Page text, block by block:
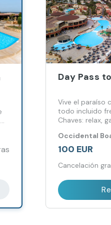
Day Pass
Vive el paraíso
todo incluido
Chaves: relax,
Atlántico.
Occidental
100 EUR
Cancelación